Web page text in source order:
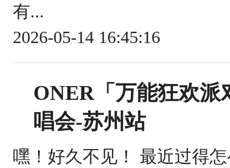
有...
2026-05-14 16:45:16
ONER「万能狂欢
唱会-苏州站
嘿！好久不见！ 最近过得